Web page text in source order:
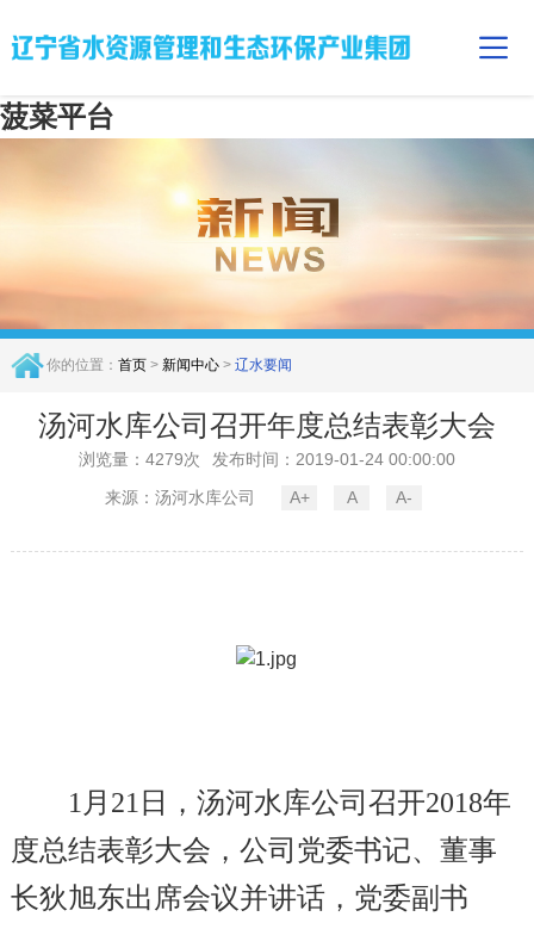
菠菜平台
你的位置： 首页> 新闻中心> 辽水要闻
汤河水库公司召开年度总结表彰大会
浏览量：4279次
发布时间：2019-01-24 00:00:00
来源：汤河水库公司
A+ A A-
1 月21日，汤河水库公司召开2018年
度总结表彰大会，公司党委书记、董事
长狄旭东出席会议并讲话，党委副书